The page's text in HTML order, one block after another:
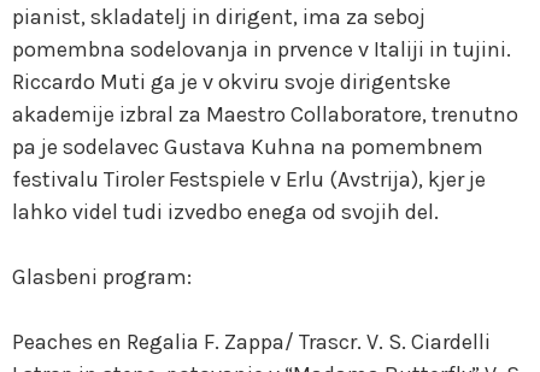
pianist, skladatelj in dirigent, ima za seboj
pomembna sodelovanja in prvence v Italiji in tujini.
Riccardo Muti ga je v okviru svoje dirigentske
akademije izbral za Maestro Collaboratore, trenutno
pa je sodelavec Gustava Kuhna na pomembnem
festivalu Tiroler Festspiele v Erlu (Avstrija), kjer je
lahko videl tudi izvedbo enega od svojih del.
Glasbeni program:
Peaches en Regalia F. Zappa/ Trascr. V. S. Ciardelli